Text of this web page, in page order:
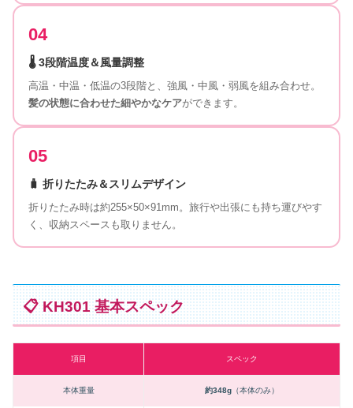
04
🌡️ 3段階温度＆風量調整
高温・中温・低温の3段階と、強風・中風・弱風を組み合わせ。
髪の状態に合わせた細やかなケアができます。
05
🧳 折りたたみ＆スリムデザイン
折りたたみ時は約255×50×91mm。旅行や出張にも持ち運びやす
く、収納スペースも取りません。
📋 KH301 基本スペック
項目 スペック
本体重量 約348g （本体のみ）